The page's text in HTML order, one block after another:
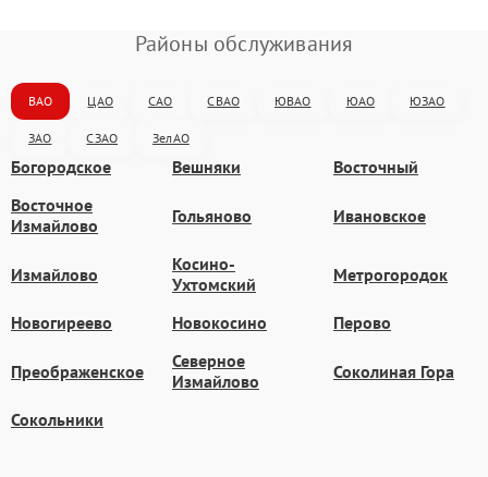
Районы обслуживания
ВАО ЦАО САО СВАО ЮВАО ЮАО ЮЗАО
ЗАО СЗАО ЗелАО
Богородское Вешняки
Восточный
Восточное
Измайлово
Гольяново Ивановское
Измайлово
Косино-
Ухтомский
Метрогородок
Новогиреево Новокосино Перово
Преображенское
Северное
Измайлово
Соколиная Гора
Сокольники